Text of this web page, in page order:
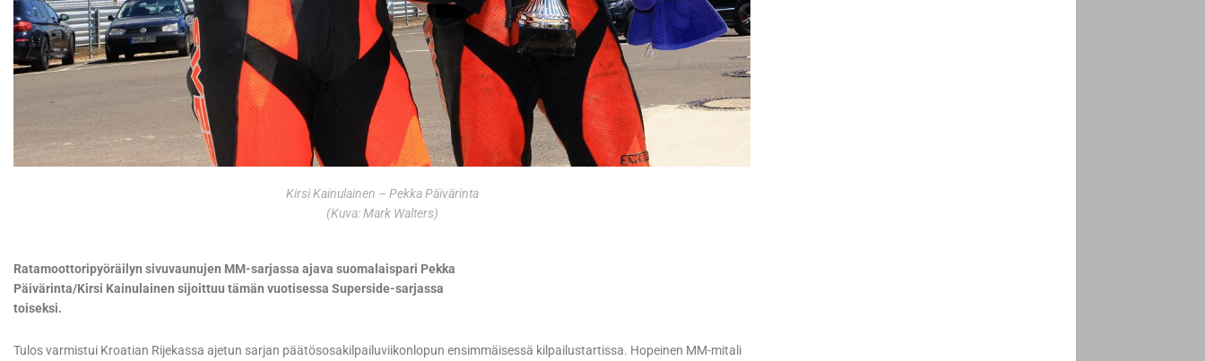
Kirsi Kainulainen – Pekka Päivärinta
(Kuva: Mark Walters)
Ratamoottoripyöräilyn sivuvaunujen MM-sarjassa ajava suomalaispari Pekka
Päivärinta/Kirsi Kainulainen sijoittuu tämän vuotisessa Superside-sarjassa
toiseksi.
Tulos varmistui Kroatian Rijekassa ajetun sarjan päätösosakilpailuviikonlopun ensimmäisessä kilpailustartissa. Hopeinen MM-mitali